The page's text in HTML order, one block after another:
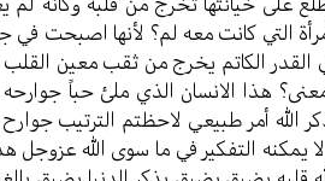
التي كانت معه لم؟ لأنها اصبحت في
الكاتم يخرج من ثقب معين القلب
هذا الانسان الذي ملئ حباً
الله أمر طبيعي لاحظتم الترتيب
التفكير في ما سوى الله عزوجل